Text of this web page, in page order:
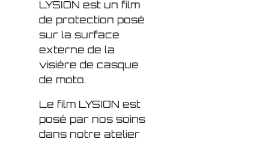
LYSION est un film
de protection posé
sur la surface
externe de la
visière de casque
de moto.
Le film LYSION est
posé par nos soins
dans notre atelier